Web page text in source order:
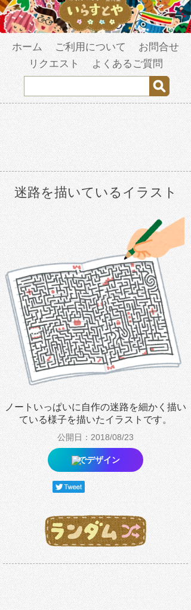
ホーム ご利用について
お問合せ
リクエスト
よくあるご質問
迷路を描いているイラスト
ノートいっぱいに自作の迷路を細かく描い
ている様子を描いたイラストです。
公開日：2018/08/23
でデザイン